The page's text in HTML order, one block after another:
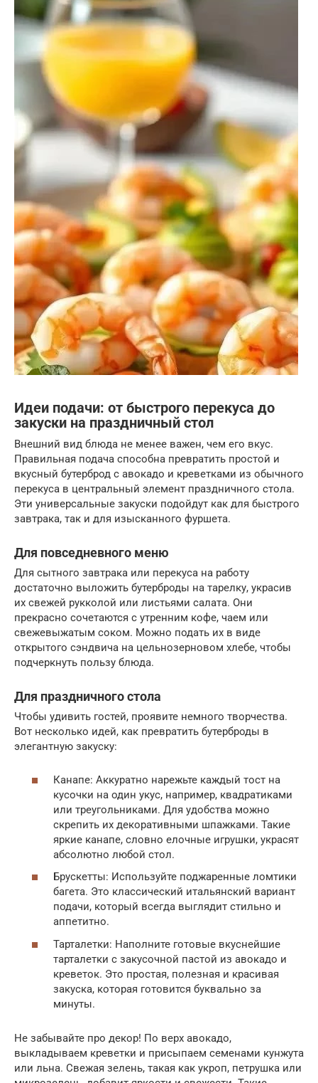
Идеи подачи: от быстрого перекуса до
закуски на праздничный стол
Внешний вид блюда не менее важен, чем его вкус.
Правильная подача способна превратить простой и
вкусный бутерброд с авокадо и креветками из обычного
перекуса в центральный элемент праздничного стола.
Эти универсальные закуски подойдут как для быстрого
завтрака, так и для изысканного фуршета.
Для повседневного меню
Для сытного завтрака или перекуса на работу
достаточно выложить бутерброды на тарелку, украсив
их свежей рукколой или листьями салата. Они
прекрасно сочетаются с утренним кофе, чаем или
свежевыжатым соком. Можно подать их в виде
открытого сэндвича на цельнозерновом хлебе, чтобы
подчеркнуть пользу блюда.
Для праздничного стола
Чтобы удивить гостей, проявите немного творчества.
Вот несколько идей, как превратить бутерброды в
элегантную закуску:
Канапе: Аккуратно нарежьте каждый тост на
кусочки на один укус, например, квадратиками
или треугольниками. Для удобства можно
скрепить их декоративными шпажками. Такие
яркие канапе, словно елочные игрушки, украсят
абсолютно любой стол.
Брускетты: Используйте поджаренные ломтики
багета. Это классический итальянский вариант
подачи, который всегда выглядит стильно и
аппетитно.
Тарталетки: Наполните готовые вкуснейшие
тарталетки с закусочной пастой из авокадо и
креветок. Это простая, полезная и красивая
закуска, которая готовится буквально за
минуты.
Не забывайте про декор! По верх авокадо,
выкладываем креветки и присыпаем семенами кунжута
или льна. Свежая зелень, такая как укроп, петрушка или